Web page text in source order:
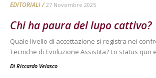
EDITORIALI 27 Novembre 2025
Chi ha paura del lupo cattivo?
Quale livello di accettazione si registra nei
Tecniche di Evoluzione Assistita? Lo status quo
Di Riccardo Velasco